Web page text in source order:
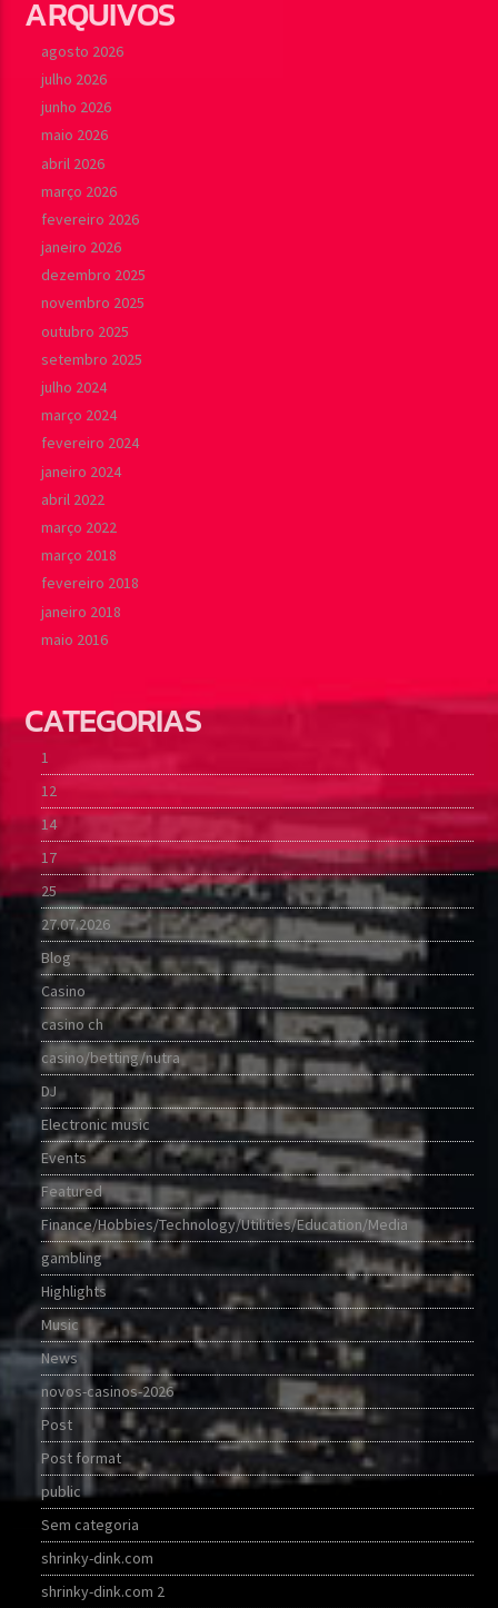
ARQUIVOS
agosto 2026
julho 2026
junho 2026
maio 2026
abril 2026
março 2026
fevereiro 2026
janeiro 2026
dezembro 2025
novembro 2025
outubro 2025
setembro 2025
julho 2024
março 2024
fevereiro 2024
janeiro 2024
abril 2022
março 2022
março 2018
fevereiro 2018
janeiro 2018
maio 2016
CATEGORIAS
1
12
14
17
25
27.07.2026
Blog
Casino
casino ch
casino/betting/nutra
DJ
Electronic music
Events
Featured
Finance/Hobbies/Technology/Utilities/Education/Media
gambling
Highlights
Music
News
novos-casinos-2026
Post
Post format
public
Sem categoria
shrinky-dink.com
shrinky-dink.com 2